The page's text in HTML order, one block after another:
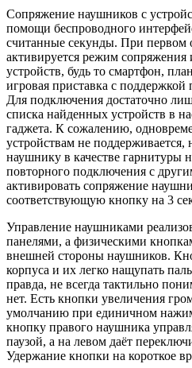
Сопряжение наушников с
помощи беспроводного
считанные секунды. При первом
активируется режим
устройств, будь то смартфон,
игровая приставка с поддержкой
Для подключения достаточно
списка найденных устройств в
гаджета. К сожалению,
устройствам не поддерживается,
наушнику в качестве гарнитуры
повторного подключения с
активировать сопряжение
соответствующую кнопку на 3
Управление наушниками
панелями, а физическими
внешней стороны наушников.
корпуса и их легко нащупать
правда, не всегда тактильно
нет. Есть кнопки увеличения
умолчанию при единичном
кнопку правого наушника
паузой, а на левом даёт
Удержание кнопки на короткое